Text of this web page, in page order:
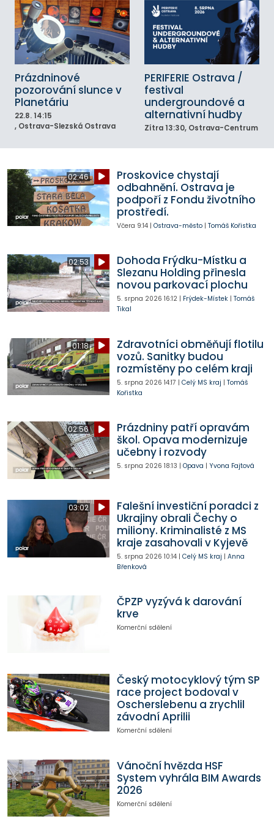
Prázdninové
pozorování slunce v
Planetáriu
22.8. 14:15
, Ostrava-Slezská Ostrava
PERIFERIE Ostrava /
festival
undergroundové a
alternativní hudby
Zítra 13:30, Ostrava-Centrum
02:46
Proskovice chystají
odbahnění. Ostrava je
podpoří z Fondu životního
prostředí.
Včera 9:14| Ostrava-město| Tomáš Kořistka
02:53
Dohoda Frýdku-Místku a
Slezanu Holding přinesla
novou parkovací plochu
5. srpna 2026 16:12| Frýdek-Místek| Tomáš
Tikal
01:18
Zdravotníci obměňují flotilu
vozů. Sanitky budou
rozmístěny po celém kraji
5. srpna 2026 14:17 | Celý MS kraj | Tomáš
Kořistka
02:56
Prázdniny patří opravám
škol. Opava modernizuje
učebny i rozvody
5. srpna 2026 18:13 | Opava | Yvona Fajtová
03:02
Falešní investiční poradci z
Ukrajiny obrali Čechy o
miliony. Kriminalisté z MS
kraje zasahovali v Kyjevě
5. srpna 2026 10:14| Celý MS kraj | Anna
Břenková
ČPZP vyzývá k darování
krve
Komerční sdělení
Český motocyklový tým SP
race project bodoval v
Oscherslebenu a zrychlil
závodní Aprilii
Komerční sdělení
Vánoční hvězda HSF
System vyhrála BIM Awards
2026
Komerční sdělení